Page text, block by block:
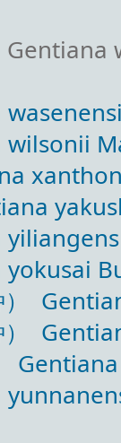
wilsonii
）
）